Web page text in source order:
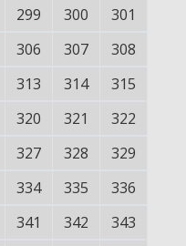
299 300
301
306 307
308
313 314
315
320 321
322
327 328
329
334 335
336
341 342
343